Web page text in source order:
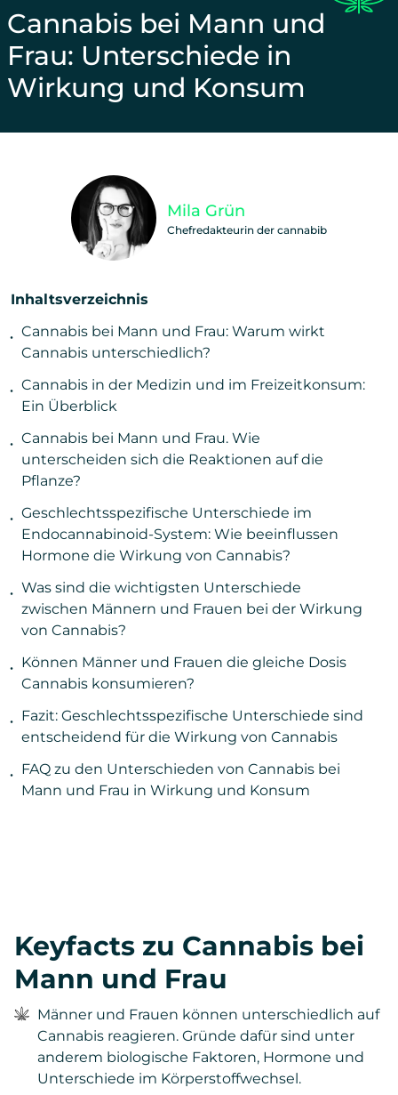
Cannabis bei Mann und
Frau: Unterschiede in
Wirkung und Konsum
Inhaltsverzeichnis
Cannabis bei Mann und Frau: Warum wirkt
Cannabis unterschiedlich?
Cannabis in der Medizin und im Freizeitkonsum:
Ein Überblick
Cannabis bei Mann und Frau. Wie
unterscheiden sich die Reaktionen auf die
Pflanze?
Geschlechtsspezifische Unterschiede im
Endocannabinoid-System: Wie beeinflussen
Hormone die Wirkung von Cannabis?
Was sind die wichtigsten Unterschiede
zwischen Männern und Frauen bei der Wirkung
von Cannabis?
Können Männer und Frauen die gleiche Dosis
Cannabis konsumieren?
Fazit: Geschlechtsspezifische Unterschiede sind
entscheidend für die Wirkung von Cannabis
FAQ zu den Unterschieden von Cannabis bei
Mann und Frau in Wirkung und Konsum
Mila Grün
Chefredakteurin der cannabib
Unterstütze unsere Arbeit und teile diesen
Keyfacts zu Cannabis bei
Mann und Frau
Männer und Frauen können unterschiedlich auf
Cannabis reagieren. Gründe dafür sind unter
anderem biologische Faktoren, Hormone und
Unterschiede im Körperstoffwechsel.